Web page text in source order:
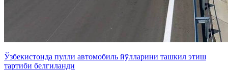
Ўзбекистонда пулли автомобиль йўлларини ташкил этиш
тартиби белгиланди